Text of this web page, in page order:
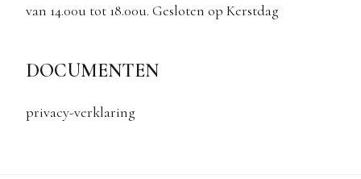
van 14.00u tot 18.00u. Gesloten op Kerstdag
DOCUMENTEN
privacy-verklaring